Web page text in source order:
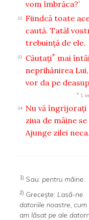
vom îmbrăca?’
32
Fiindcă toate
caută. Tatăl
trebuinţă de ele.
33 Căutaţi* mai
neprihănirea
vor da pe
* 1
34
Nu vă îngrijoraţi
ziua de mâine
Ajunge zilei
1) Sau: pentru mâine.
2) Greceşte: Lasă-ne
datoriile noastre, cum
am lăsat pe ale